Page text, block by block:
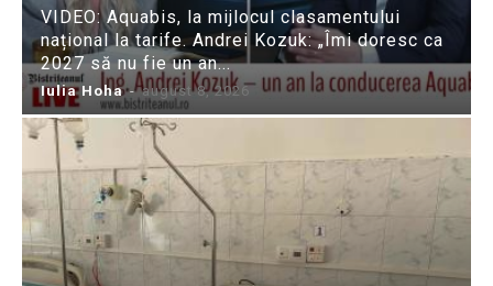
VIDEO: Aquabis, la mijlocul clasamentului
național la tarife. Andrei Kozuk: „Îmi doresc ca
2027 să nu fie un an...
Iulia Hoha - august 8, 2026